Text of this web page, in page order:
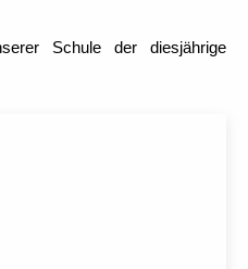
Schule der diesjährige